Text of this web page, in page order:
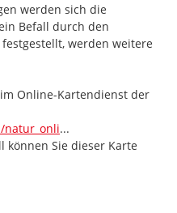
werden sich die
Befall durch den
werden weitere
Online-Kartendienst der
ne/
...
können Sie dieser Karte